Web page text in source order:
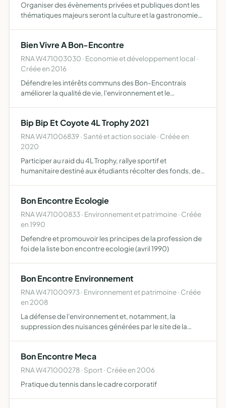
Organiser des évènements privées et publiques dont les
thématiques majeurs seront la culture et la gastronomie
…
Bien Vivre A Bon-Encontre
RNA W471003030 · Economie et développement local ·
Créée en 2016
Défendre les intérêts communs des Bon-Encontrais
améliorer la qualité de vie, l'environnement et le
Bip Bip Et Coyote 4L Trophy 2021
RNA W471006839 · Santé et action sociale · Créée en
2020
Participer au raid du 4L Trophy, rallye sportif et
humanitaire destiné aux étudiants récolter des fonds, des
Bon Encontre Ecologie
RNA W471000833 · Environnement et patrimoine · Créée
en 1990
Defendre et promouvoir les principes de la profession de
foi de la liste bon encontre ecologie (avril 1990)
Bon Encontre Environnement
RNA W471000973 · Environnement et patrimoine · Créée
en 2008
La défense de l'environnement et, notamment, la
suppression des nuisances générées par le site de la
Bon Encontre Meca
RNA W471000278 · Sport · Créée en 2006
Pratique du tennis dans le cadre corporatif